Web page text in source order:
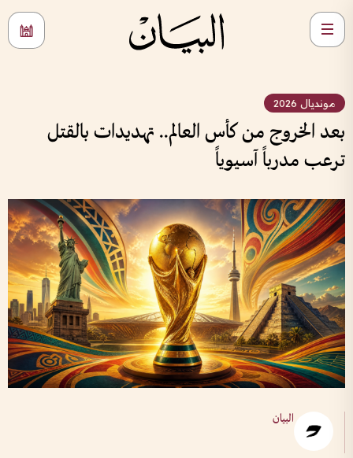
مونديال 2026
بعد الخروج من كأس العالم.. تهديدات بالقتل
ترعب مدرباً آسيوياً
البيان